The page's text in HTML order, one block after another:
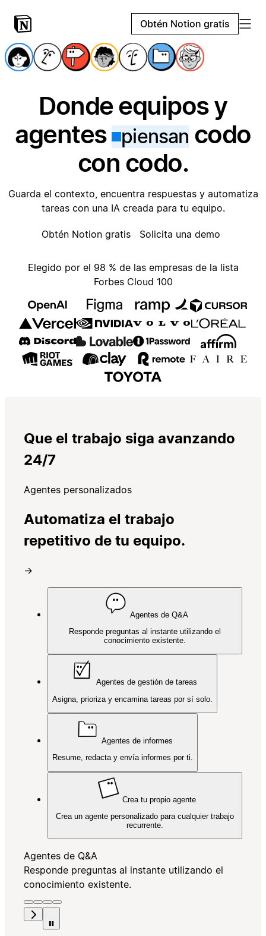
Obtén Notion gratis
Donde equipos y
agentes piensan codo
con codo.
Guarda el contexto, encuentra respuestas y automatiza
tareas con una IA creada para tu equipo.
Obtén Notion gratis Solicita una demo
Elegido por el 98 % de las empresas de la lista
Forbes Cloud 100
Que el trabajo siga avanzando
24/7
Agentes personalizados
Automatiza el trabajo
repetitivo de tu equipo.
→
Agentes de Q&A
Responde preguntas al instante utilizando el
conocimiento existente.
Agentes de gestión de tareas
Asigna, prioriza y encamina tareas por sí solo.
Agentes de informes
Resume, redacta y envía informes por ti.
Crea tu propio agente
Crea un agente personalizado para cualquier trabajo
recurrente.
Agentes de Q&A
Responde preguntas al instante utilizando el
conocimiento existente.